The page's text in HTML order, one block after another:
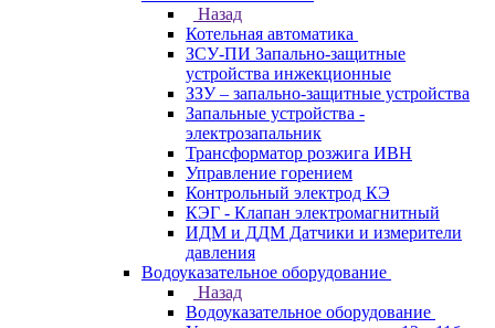
Назад
Котельная автоматика
ЗСУ-ПИ Запально-защитные
устройства инжекционные
ЗЗУ – запально-защитные устройства
Запальные устройства -
электрозапальник
Трансформатор розжига ИВН
Управление горением
Контрольный электрод КЭ
КЭГ - Клапан электромагнитный
ИДМ и ДДМ Датчики и измерители
давления
Водоуказательное оборудование
Назад
Водоуказательное оборудование